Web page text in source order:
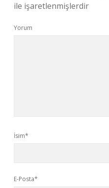
ile işaretlenmişlerdir
Yorum
İsim*
E-Posta*